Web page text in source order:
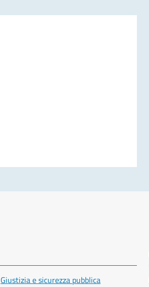
Giustizia e sicurezza pubblica